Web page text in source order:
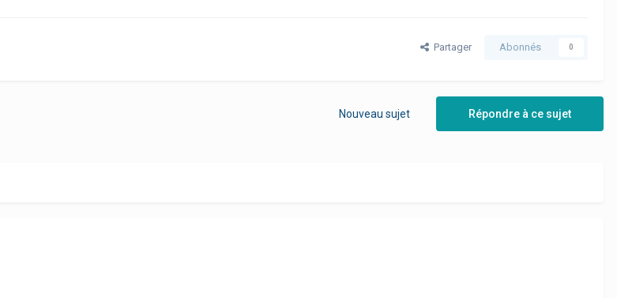
Partager Abonnés 0
Répondre à ce sujet
Nouveau sujet